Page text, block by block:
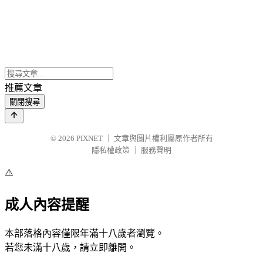
推薦文章
關閉搜尋
© 2026 PIXNET
文章與圖片權利屬原作者所有
隱私權政策
服務聲明
⚠️
成人內容提醒
本部落格內容僅限年滿十八歲者瀏覽。
若您未滿十八歲，請立即離開。